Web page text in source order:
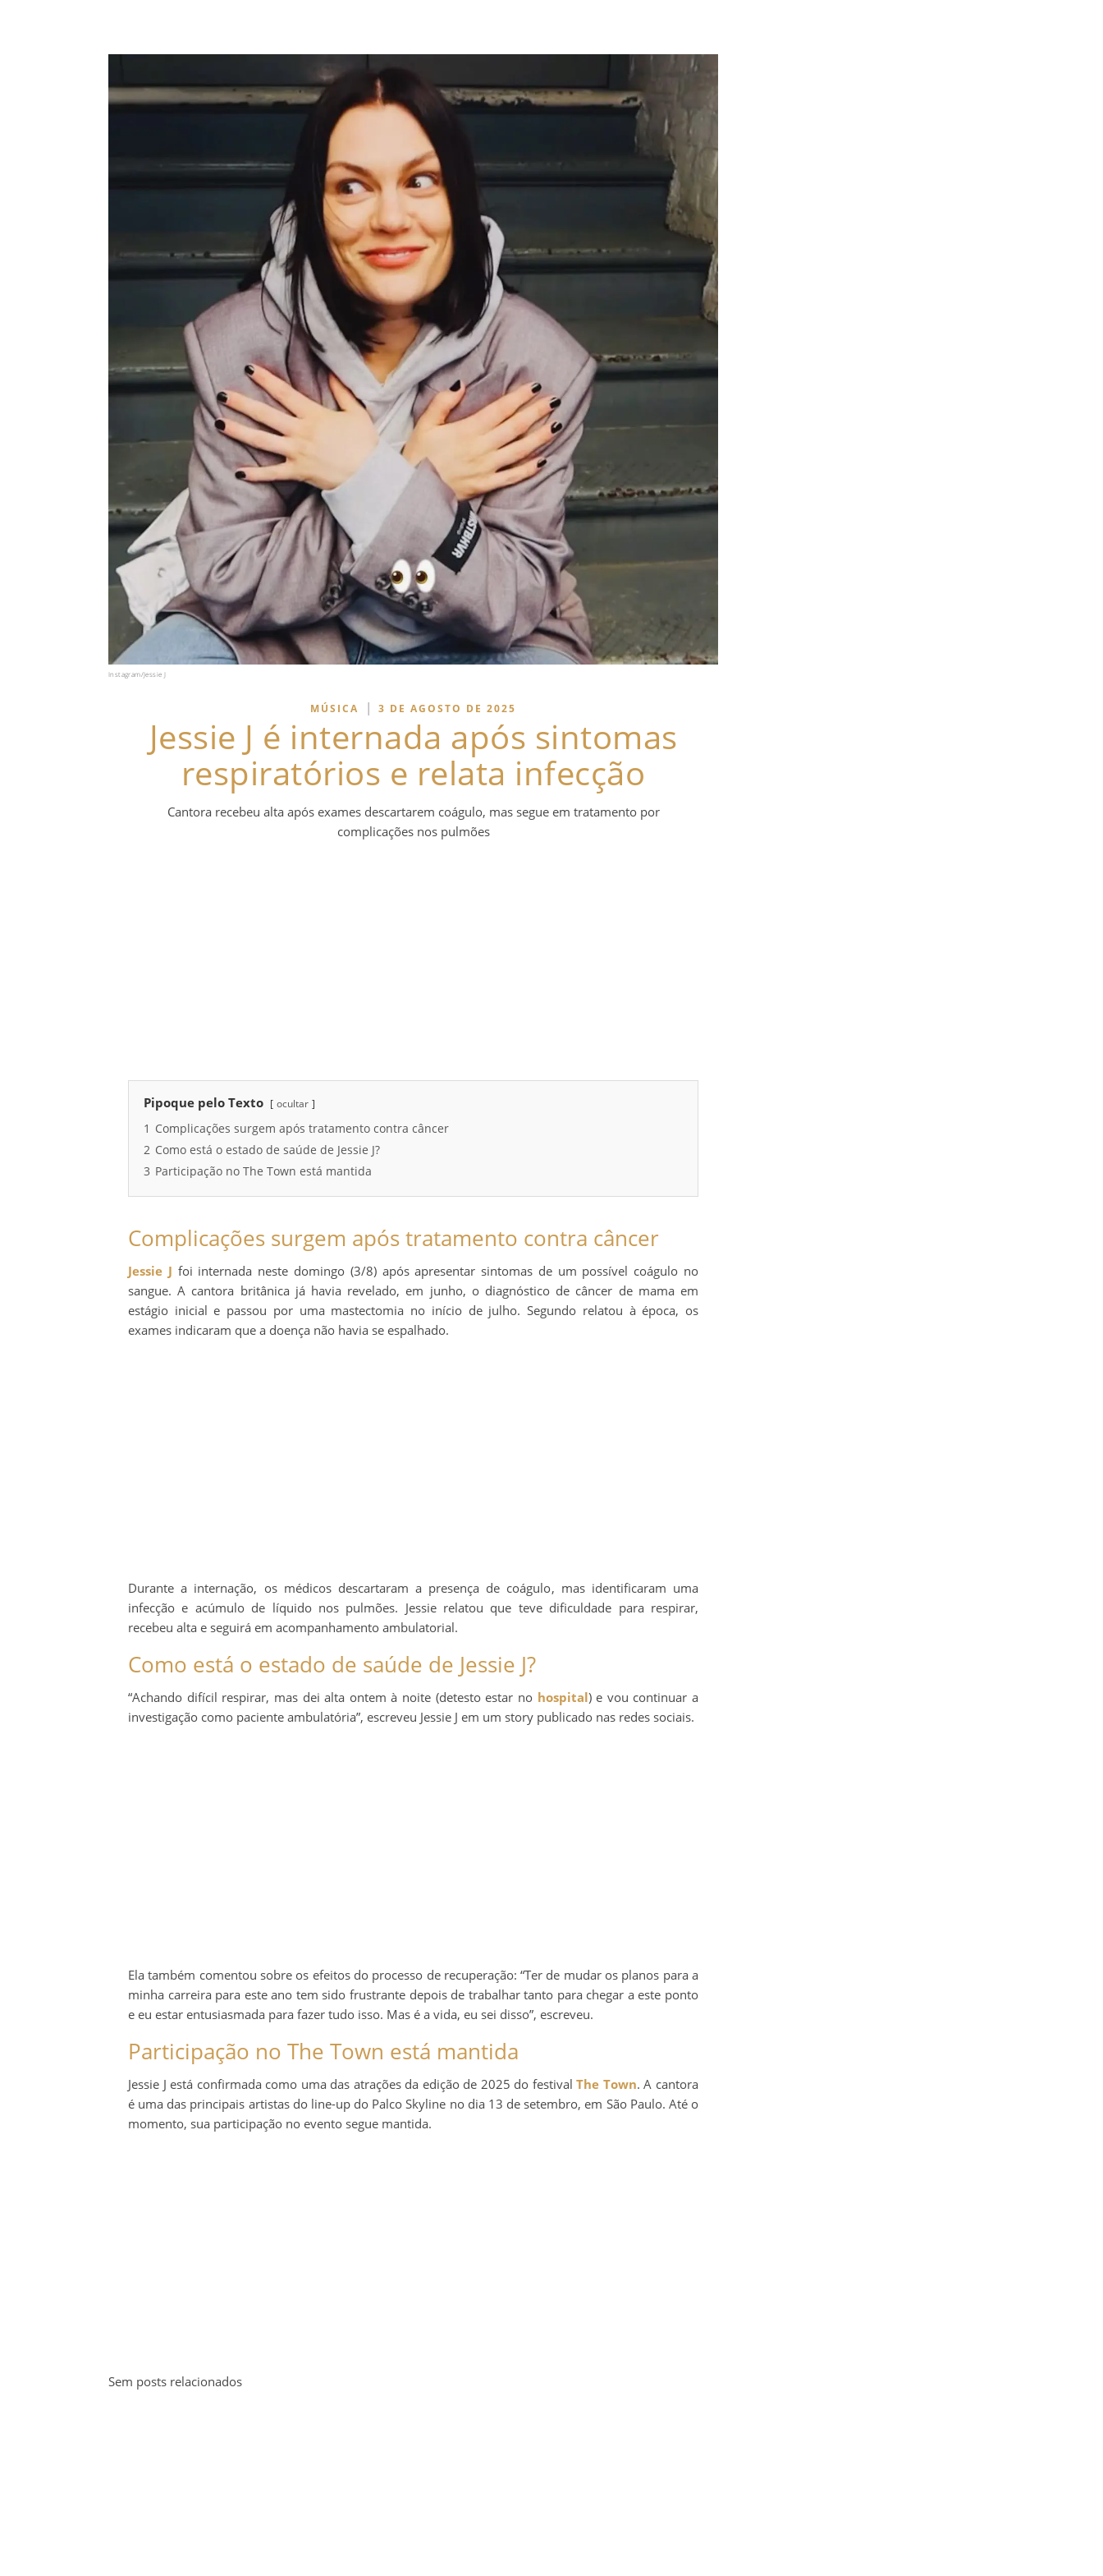
Instagram/Jessie J
MÚSICA | 3 DE AGOSTO DE 2025
Jessie J é internada após sintomas
respiratórios e relata infecção
Cantora recebeu alta após exames descartarem coágulo, mas segue em tratamento por
complicações nos pulmões
Pipoque pelo Texto ocultar
1 Complicações surgem após tratamento contra câncer
2 Como está o estado de saúde de Jessie J?
3 Participação no The Town está mantida
Complicações surgem após tratamento contra câncer
Jessie J foi internada neste domingo (3/8) após apresentar sintomas de um possível coágulo no
sangue. A cantora britânica já havia revelado, em junho, o diagnóstico de câncer de mama em
estágio inicial e passou por uma mastectomia no início de julho. Segundo relatou à época, os
exames indicaram que a doença não havia se espalhado.
Durante a internação, os médicos descartaram a presença de coágulo, mas identificaram uma
infecção e acúmulo de líquido nos pulmões. Jessie relatou que teve dificuldade para respirar,
recebeu alta e seguirá em acompanhamento ambulatorial.
Como está o estado de saúde de Jessie J?
“Achando difícil respirar, mas dei alta ontem à noite (detesto estar no hospital) e vou continuar a
investigação como paciente ambulatória”, escreveu Jessie J em um story publicado nas redes sociais.
Ela também comentou sobre os efeitos do processo de recuperação: “Ter de mudar os planos para a
minha carreira para este ano tem sido frustrante depois de trabalhar tanto para chegar a este ponto
e eu estar entusiasmada para fazer tudo isso. Mas é a vida, eu sei disso”, escreveu.
Participação no The Town está mantida
Jessie J está confirmada como uma das atrações da edição de 2025 do festivalThe Town. A cantora
é uma das principais artistas do line-up do Palco Skyline no dia 13 de setembro, em São Paulo. Até o
momento, sua participação no evento segue mantida.
Sem posts relacionados